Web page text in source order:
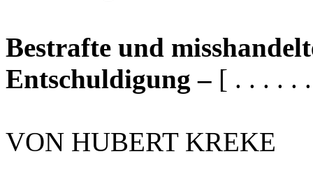
Bestrafte und
Entschuldigung – [ . . . . .
VON HUBERT KREKE